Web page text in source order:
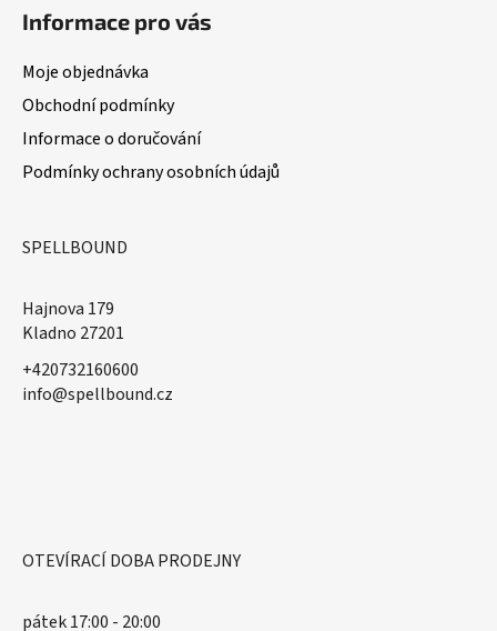
Informace pro vás
Moje objednávka
Obchodní podmínky
Informace o doručování
Podmínky ochrany osobních údajů
SPELLBOUND
Hajnova 179
Kladno 27201
+420732160600
​info@spellbound.cz
OTEVÍRACÍ DOBA PRODEJNY
pátek 17:00 - 20:00